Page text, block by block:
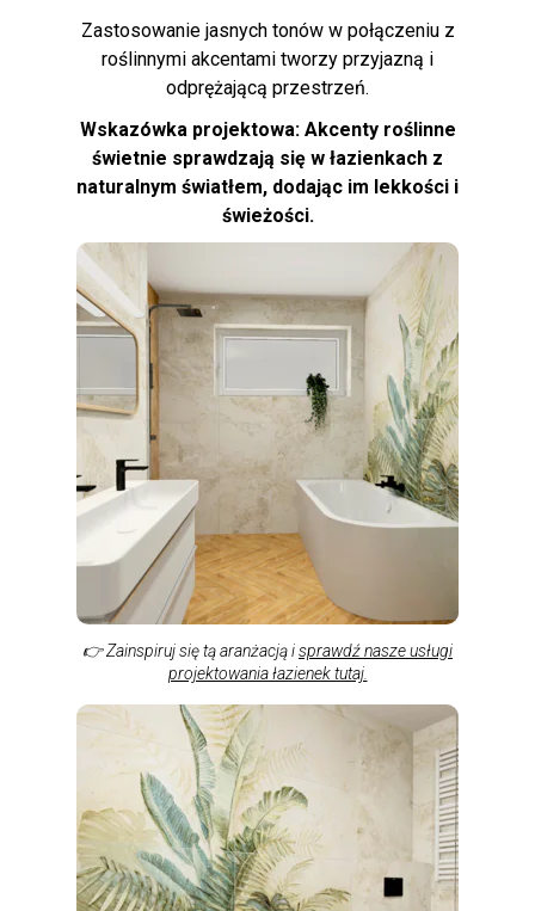
👉 Zainspiruj się tą aranżacją isprawdź nasze usługi
projektowania łazienek tutaj.
Zastosowanie jasnych tonów w połączeniu z
roślinnymi akcentami tworzy przyjazną i
odprężającą przestrzeń.
Wskazówka projektowa: Akcenty roślinne
świetnie sprawdzają się w łazienkach z
naturalnym światłem, dodając im lekkości i
świeżości.